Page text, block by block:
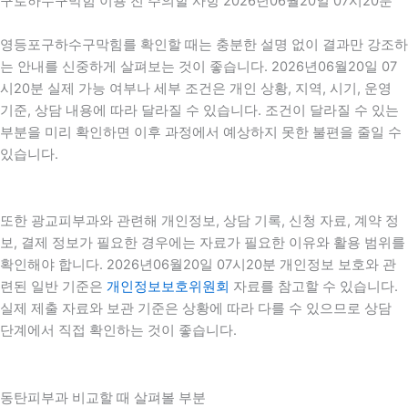
영등포구하수구막힘를 확인할 때는 충분한 설명 없이 결과만 강조하
는 안내를 신중하게 살펴보는 것이 좋습니다. 2026년06월20일 07
시20분 실제 가능 여부나 세부 조건은 개인 상황, 지역, 시기, 운영
기준, 상담 내용에 따라 달라질 수 있습니다. 조건이 달라질 수 있는
부분을 미리 확인하면 이후 과정에서 예상하지 못한 불편을 줄일 수
있습니다.
또한 광교피부과와 관련해 개인정보, 상담 기록, 신청 자료, 계약 정
보, 결제 정보가 필요한 경우에는 자료가 필요한 이유와 활용 범위를
확인해야 합니다. 2026년06월20일 07시20분 개인정보 보호와 관
련된 일반 기준은 개인정보보호위원회 자료를 참고할 수 있습니다.
실제 제출 자료와 보관 기준은 상황에 따라 다를 수 있으므로 상담
단계에서 직접 확인하는 것이 좋습니다.
동탄피부과 비교할 때 살펴볼 부분